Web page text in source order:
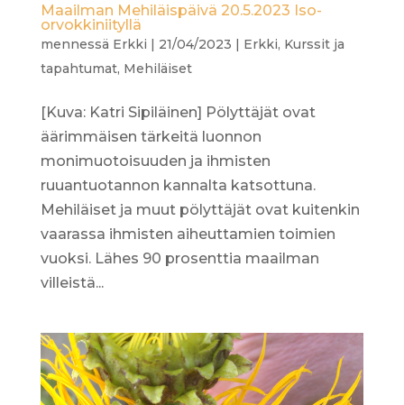
Maailman Mehiläispäivä 20.5.2023 Iso-
orvokkiniityllä
mennessä Erkki | 21/04/2023 | Erkki, Kurssit ja
tapahtumat, Mehiläiset
[Kuva: Katri Sipiläinen] Pölyttäjät ovat
äärimmäisen tärkeitä luonnon
monimuotoisuuden ja ihmisten
ruuantuotannon kannalta katsottuna.
Mehiläiset ja muut pölyttäjät ovat kuitenkin
vaarassa ihmisten aiheuttamien toimien
vuoksi. Lähes 90 prosenttia maailman
villeistä...